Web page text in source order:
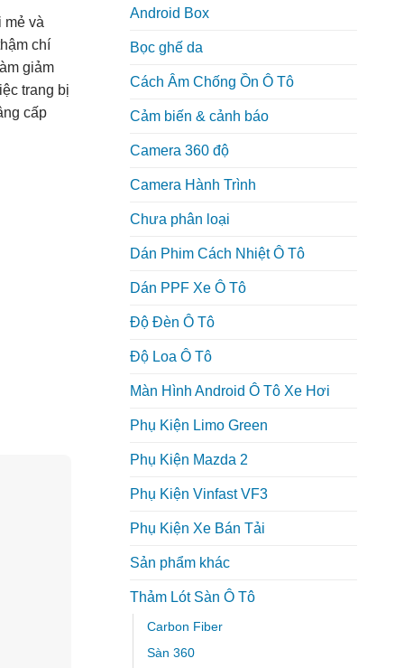
mẻ và
chí
giảm
trang bị
cấp
Android Box
Bọc ghế da
Cách Âm Chống Ồn Ô Tô
Cảm biến & cảnh báo
Camera 360 độ
Camera Hành Trình
Chưa phân loại
Dán Phim Cách Nhiệt Ô Tô
Dán PPF Xe Ô Tô
Độ Đèn Ô Tô
Độ Loa Ô Tô
Màn Hình Android Ô Tô Xe Hơi
Phụ Kiện Limo Green
Phụ Kiện Mazda 2
Phụ Kiện Vinfast VF3
Phụ Kiện Xe Bán Tải
Sản phẩm khác
Thảm Lót Sàn Ô Tô
Carbon Fiber
Sàn 360